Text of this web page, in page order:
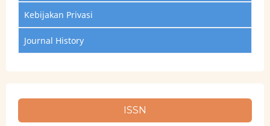
Kebijakan Privasi
Journal History
ISSN